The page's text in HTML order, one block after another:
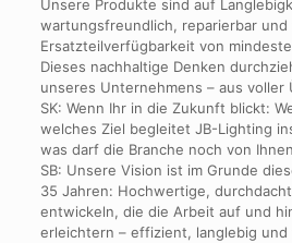
Unsere Produkte sind auf
wartungsfreundlich, reparierbar
Ersatzteilverfügbarkeit von
Dieses nachhaltige Denken
unseres Unternehmens – aus voller
SK: Wenn Ihr in die Zukunft blickt:
welches Ziel begleitet JB-Lighting
was darf die Branche noch von
SB: Unsere Vision ist im Grunde
35 Jahren: Hochwertige,
entwickeln, die die Arbeit auf und
erleichtern – effizient, langlebig